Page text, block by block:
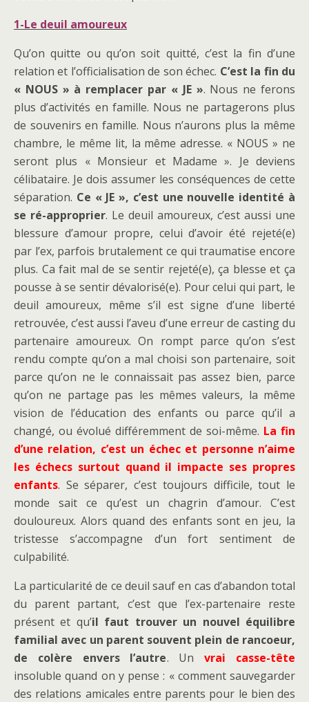
1-Le deuil amoureux
Qu’on quitte ou qu’on soit quitté, c’est la fin d’une
relation et l’officialisation de son échec. C’est la fin du
« NOUS » à remplacer par « JE ». Nous ne ferons
plus d’activités en famille. Nous ne partagerons plus
de souvenirs en famille. Nous n’aurons plus la même
chambre, le même lit, la même adresse. « NOUS » ne
seront plus « Monsieur et Madame ». Je deviens
célibataire. Je dois assumer les conséquences de cette
séparation. Ce « JE », c’est une nouvelle identité à
se ré-approprier. Le deuil amoureux, c’est aussi une
blessure d’amour propre, celui d’avoir été rejeté(e)
par l’ex, parfois brutalement ce qui traumatise encore
plus. Ca fait mal de se sentir rejeté(e), ça blesse et ça
pousse à se sentir dévalorisé(e). Pour celui qui part, le
deuil amoureux, même s’il est signe d’une liberté
retrouvée, c’est aussi l’aveu d’une erreur de casting du
partenaire amoureux. On rompt parce qu’on s’est
rendu compte qu’on a mal choisi son partenaire, soit
parce qu’on ne le connaissait pas assez bien, parce
qu’on ne partage pas les mêmes valeurs, la même
vision de l’éducation des enfants ou parce qu’il a
changé, ou évolué différemment de soi-même. La fin
d’une relation, c’est un échec et personne n’aime
les échecs surtout quand il impacte ses propres
enfants. Se séparer, c’est toujours difficile, tout le
monde sait ce qu’est un chagrin d’amour. C’est
douloureux. Alors quand des enfants sont en jeu, la
tristesse s’accompagne d’un fort sentiment de
culpabilité.
La particularité de ce deuil sauf en cas d’abandon total
du parent partant, c’est que l’ex-partenaire reste
présent et qu’il faut trouver un nouvel équilibre
familial avec un parent souvent plein de rancoeur,
de colère envers l’autre. Unvrai casse-tête
insoluble quand on y pense : « comment sauvegarder
des relations amicales entre parents pour le bien des